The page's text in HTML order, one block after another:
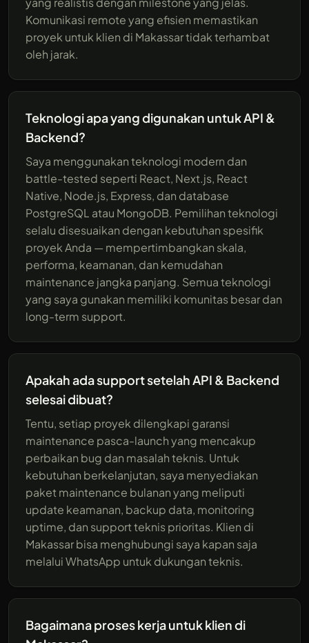
Komunikasi remote yang efisien memastikan
proyek untuk klien di Makassar tidak terhambat
oleh jarak.
Teknologi apa yang digunakan untuk API &
Backend?
Saya menggunakan teknologi modern dan
battle-tested seperti React, Next.js, React
Native, Node.js, Express, dan database
PostgreSQL atau MongoDB. Pemilihan teknologi
selalu disesuaikan dengan kebutuhan spesifik
proyek Anda — mempertimbangkan skala,
performa, keamanan, dan kemudahan
maintenance jangka panjang. Semua teknologi
yang saya gunakan memiliki komunitas besar dan
long-term support.
Apakah ada support setelah API & Backend
selesai dibuat?
Tentu, setiap proyek dilengkapi garansi
maintenance pasca-launch yang mencakup
perbaikan bug dan masalah teknis. Untuk
kebutuhan berkelanjutan, saya menyediakan
paket maintenance bulanan yang meliputi
update keamanan, backup data, monitoring
uptime, dan support teknis prioritas. Klien di
Makassar bisa menghubungi saya kapan saja
melalui WhatsApp untuk dukungan teknis.
Bagaimana proses kerja untuk klien di